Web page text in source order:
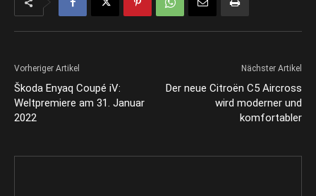
Vorheriger Artikel
Škoda Enyaq Coupé iV:
Weltpremiere am 31. Januar
2022
Nächster Artikel
Der neue Citroën C5 Aircross
wird moderner und
komfortabler